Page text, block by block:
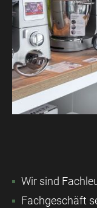
Wir sind
Fachgeschäft